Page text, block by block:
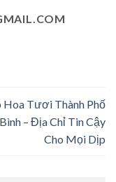
Hoa Tươi Thành Phố
– Địa Chỉ Tin Cậy
Cho Mọi Dịp